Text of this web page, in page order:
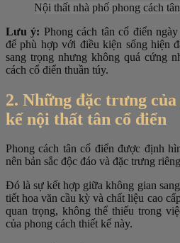
Nội thất nhà phố phong cách
Lưu ý: Phong cách tân cổ điển
để phù hợp với điều kiện sống hiện
sang trọng nhưng không quá cứng
cách cổ điển thuần túy.
2. Những đặc trưng
kế nội thất tân cổ điển
Phong cách tân cổ điển được định
nên bản sắc độc đáo và đặc trưng
Đó là sự kết hợp giữa không gian
tiết hoa văn cầu kỳ và chất liệu cao
quan trọng, không thể thiếu trong
của phong cách thiết kế này.